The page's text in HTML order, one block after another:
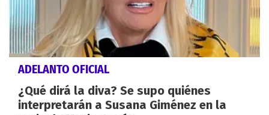
ADELANTO OFICIAL
¿Qué dirá la diva? Se supo quiénes
interpretarán a Susana Giménez en la